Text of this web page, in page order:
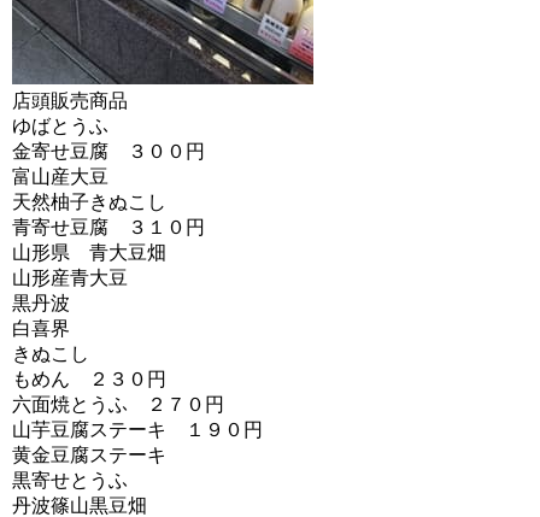
店頭販売商品
ゆばとうふ
金寄せ豆腐 ３００円
富山産大豆
天然柚子きぬこし
青寄せ豆腐 ３１０円
山形県 青大豆畑
山形産青大豆
黒丹波
白喜界
きぬこし
もめん ２３０円
六面焼とうふ ２７０円
山芋豆腐ステーキ １９０円
黄金豆腐ステーキ
黒寄せとうふ
丹波篠山黒豆畑